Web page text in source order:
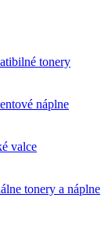
tonery
náplne
valce
tonery a náplne